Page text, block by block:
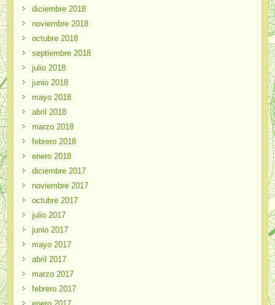
diciembre 2018
noviembre 2018
octubre 2018
septiembre 2018
julio 2018
junio 2018
mayo 2018
abril 2018
marzo 2018
febrero 2018
enero 2018
diciembre 2017
noviembre 2017
octubre 2017
julio 2017
junio 2017
mayo 2017
abril 2017
marzo 2017
febrero 2017